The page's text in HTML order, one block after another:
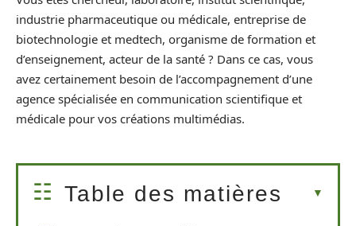
industrie pharmaceutique ou médicale, entreprise de
biotechnologie et medtech, organisme de formation et
d’enseignement, acteur de la santé ? Dans ce cas, vous
avez certainement besoin de l’accompagnement d’une
agence spécialisée en communication scientifique et
médicale pour vos créations multimédias.
Table des matières